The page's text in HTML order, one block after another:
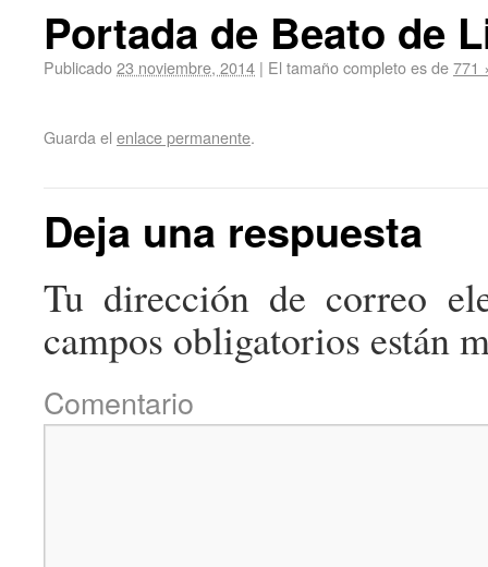
Portada de Beato de
Publicado23 noviembre, 2014 | El tamaño completo es de771
Guarda el enlace permanente.
Deja una respuesta
Tu dirección de correo
campos obligatorios están